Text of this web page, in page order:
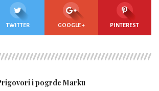
TWITTER GOOGLE + PINTEREST
i pogrde Marku